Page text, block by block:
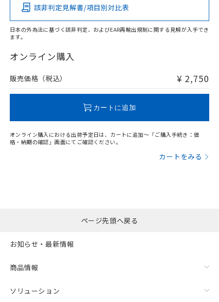
O
在庫等で未対応品が混在する可能性があります。
問い合わせください。
該非判定見解書/項目別対比表
日本の外為法に基づく該非判定、およびEAR再輸出規制に関する見解が入手でき
ます。
オンライン購入
販売価格（税込） ¥ 2,750
カートに追加
オンライン購入における出荷予定日は、カートに追加～「ご購入手続き：価
格・納期の確認」画面にてご確認ください。
カートをみる
ページ先頭へ戻る
お知らせ・最新情報
商品情報
ソリューション